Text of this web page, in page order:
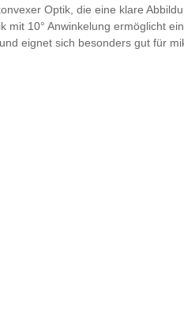
Optik, die eine klare
mit 10° Anwinkelung ermöglicht
eignet sich besonders gut für